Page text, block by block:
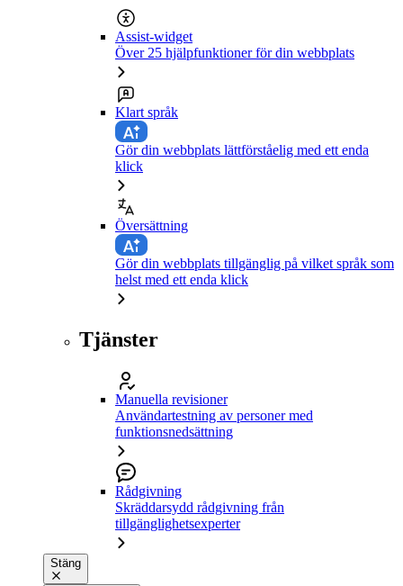
Assist-widget
Över 25 hjälpfunktioner för din webbplats
Klart språk
Gör din webbplats lättförståelig med ett enda
klick
Översättning
Gör din webbplats tillgänglig på vilket språk som
helst med ett enda klick
Tjänster
Manuella revisioner
Användartestning av personer med
funktionsnedsättning
Rådgivning
Skräddarsydd rådgivning från
tillgänglighetsexperter
Stäng